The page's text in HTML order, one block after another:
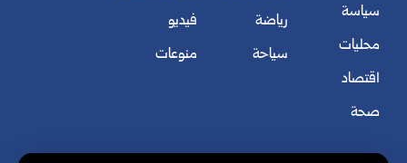
سياسة
محليات
اقتصاد
صحة
رياضة
سياحة
فيديو
منوعات